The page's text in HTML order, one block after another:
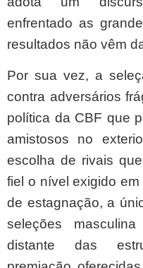
enfrentado as
resultados não vêm
Por sua vez, a
contra adversários
política da CBF que
amistosos no
escolha de rivais
fiel o nível exigido
de estagnação, a
seleções
distante das